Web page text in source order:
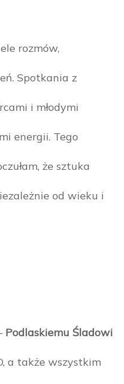
rozmów,
Spotkania z
i młodymi
energii. Tego
że sztuka
od wieku i
Podlaskiemu Śladowi
a także wszystkim